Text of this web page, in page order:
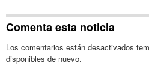
Comenta esta noticia
Los comentarios están desactivados
disponibles de nuevo.